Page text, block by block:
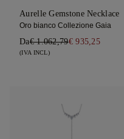
Aurelle Gemstone Necklace
Oro bianco Collezione Gaia
Da€ 1.062,79€ 935,25
(IVA INCL)